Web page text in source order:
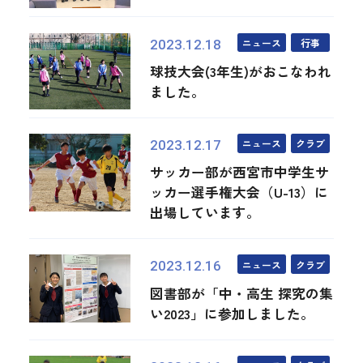
2023.12.18 ニュース 行事
球技大会(3年生)がおこなわれ
ました。
2023.12.17 ニュース クラブ
サッカー部が西宮市中学生サ
ッカー選手権大会（U-13）に
出場しています。
2023.12.16 ニュース クラブ
図書部が「中・高生 探究の集
い2023」に参加しました。